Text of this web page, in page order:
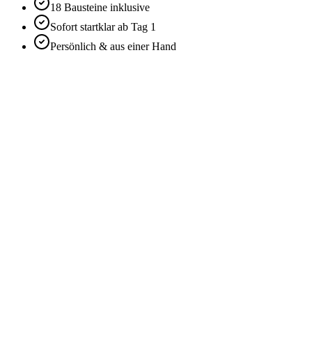
18 Bausteine inklusive
Sofort startklar ab Tag 1
Persönlich & aus einer Hand